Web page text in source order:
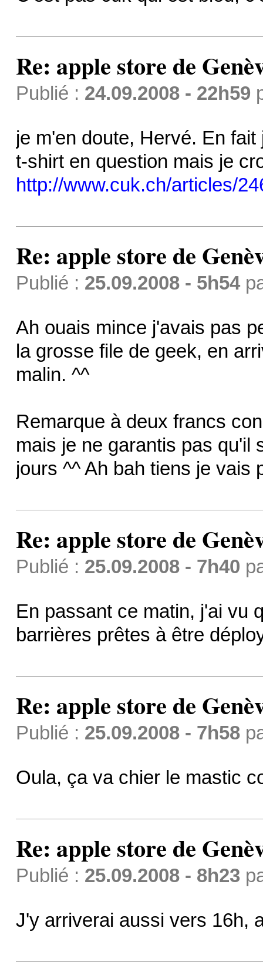
Re: apple store de
Publié : 24.09.2008 - 22h59
je m'en doute, Hervé. En
t-shirt en question mais je
http://www.cuk.ch/articles/
Re: apple store de
Publié : 25.09.2008 - 5h54
Ah ouais mince j'avais pas
la grosse file de geek, en
malin. ^^
Remarque à deux francs
mais je ne garantis pas qu'il
jours ^^ Ah bah tiens je vais
Re: apple store de
Publié : 25.09.2008 - 7h40
En passant ce matin, j'ai vu
barrières prêtes à être
Re: apple store de
Publié : 25.09.2008 - 7h58
Oula, ça va chier le mastic
Re: apple store de
Publié : 25.09.2008 - 8h23
J'y arriverai aussi vers 16h,